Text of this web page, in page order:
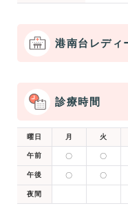
港南台レディ
診療時間
曜日 月 火
午前 〇 〇
午後 〇 〇
夜間